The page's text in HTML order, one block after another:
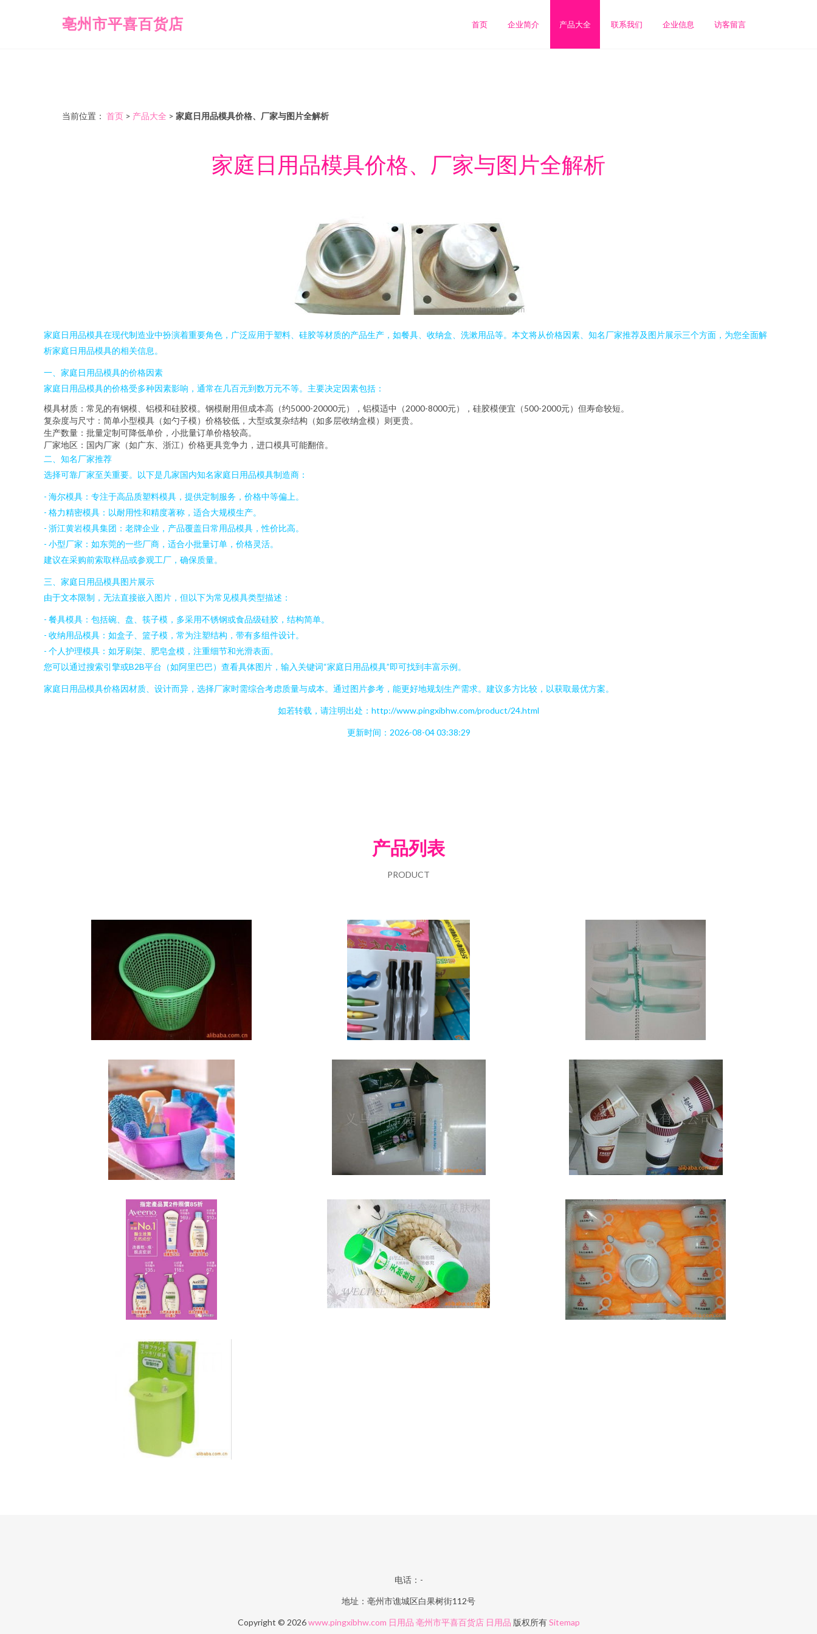
亳州市平喜百货店 首页 企业简介 产品大全 联系我们 企业信息 访客留言
当前位置： 首页 > 产品大全 > 家庭日用品模具价格、厂家与图片全解析
家庭日用品模具价格、厂家与图片全解析
家庭日用品模具在现代制造业中扮演着重要角色，广泛应用于塑料、硅胶等材质的产品生产，如餐具、收纳盒、洗漱用品等。本文将从价格因素、知名厂家推荐及图片展示三个方面，为您全面解
析家庭日用品模具的相关信息。
一、家庭日用品模具的价格因素
家庭日用品模具的价格受多种因素影响，通常在几百元到数万元不等。主要决定因素包括：
模具材质：常见的有钢模、铝模和硅胶模。钢模耐用但成本高（约5000-20000元），铝模适中（2000-8000元），硅胶模便宜（500-2000元）但寿命较短。
复杂度与尺寸：简单小型模具（如勺子模）价格较低，大型或复杂结构（如多层收纳盒模）则更贵。
生产数量：批量定制可降低单价，小批量订单价格较高。
厂家地区：国内厂家（如广东、浙江）价格更具竞争力，进口模具可能翻倍。
二、知名厂家推荐
选择可靠厂家至关重要。以下是几家国内知名家庭日用品模具制造商：
- 海尔模具：专注于高品质塑料模具，提供定制服务，价格中等偏上。
- 格力精密模具：以耐用性和精度著称，适合大规模生产。
- 浙江黄岩模具集团：老牌企业，产品覆盖日常用品模具，性价比高。
- 小型厂家：如东莞的一些厂商，适合小批量订单，价格灵活。
建议在采购前索取样品或参观工厂，确保质量。
三、家庭日用品模具图片展示
由于文本限制，无法直接嵌入图片，但以下为常见模具类型描述：
- 餐具模具：包括碗、盘、筷子模，多采用不锈钢或食品级硅胶，结构简单。
- 收纳用品模具：如盒子、篮子模，常为注塑结构，带有多组件设计。
- 个人护理模具：如牙刷架、肥皂盒模，注重细节和光滑表面。
您可以通过搜索引擎或B2B平台（如阿里巴巴）查看具体图片，输入关键词“家庭日用品模具”即可找到丰富示例。
家庭日用品模具价格因材质、设计而异，选择厂家时需综合考虑质量与成本。通过图片参考，能更好地规划生产需求。建议多方比较，以获取最优方案。
如若转载，请注明出处：http://www.pingxibhw.com/product/24.html
更新时间：2026-08-04 03:38:29
产品列表
PRODUCT
电话：-
地址：亳州市谯城区白果树街112号
Copyright © 2026www.pingxibhw.com 日用品 亳州市平喜百货店 日用品 版权所有Sitemap